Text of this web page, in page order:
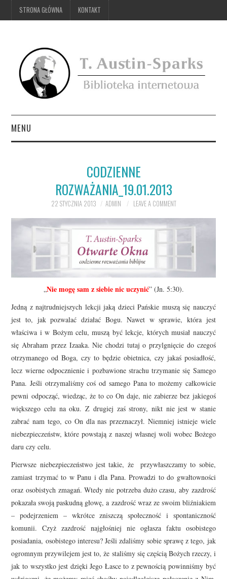
STRONA GŁÓWNA KONTAKT
MENU
CODZIENNE
ROZWAŻANIA_19.01.2013
22 STYCZNIA 2013 ADMIN LEAVE A COMMENT
„Nie mogę sam z siebie nic uczynić” (Jn. 5:30).
Jedną z najtrudniejszych lekcji jaką dzieci Pańskie muszą się nauczyć
jest to, jak pozwalać działać Bogu. Nawet w sprawie, która jest
właściwa i w Bożym celu, muszą być lekcje, których musiał nauczyć
się Abraham przez Izaaka. Nie chodzi tutaj o przylgnięcie do czegoś
otrzymanego od Boga, czy to będzie obietnica, czy jakaś posiadłość,
lecz wierne odpocznienie i pozbawione strachu trzymanie się Samego
Pana. Jeśli otrzymaliśmy coś od samego Pana to możemy całkowicie
pewni odpocząć, wiedząc, że to co On daje, nie zabierze bez jakiegoś
większego celu na oku. Z drugiej zaś strony, nikt nie jest w stanie
zabrać nam tego, co On dla nas przeznaczył. Niemniej istnieje wiele
niebezpieczeństw, które powstają z naszej własnej woli wobec Bożego
daru czy celu.
Pierwsze niebezpieczeństwo jest takie, że przywłaszczamy to sobie,
zamiast trzymać to w Panu i dla Pana. Prowadzi to do gwałtowności
oraz osobistych zmagań. Wtedy nie potrzeba dużo czasu, aby zazdrość
pokazała swoją paskudną głowę, a zazdrość wraz ze swoim bliźniakiem
– podejrzeniem – wkrótce zniszczą społeczność i spontaniczność
komunii. Czyż zazdrość najgłośniej nie ogłasza faktu osobistego
posiadania, osobistego interesu? Jeśli zdaliśmy sobie sprawę z tego, jak
ogromnym przywilejem jest to, że staliśmy się częścią Bożych rzeczy, i
jak to wszystko jest dzięki Jego Łasce to z pewnością powinniśmy być